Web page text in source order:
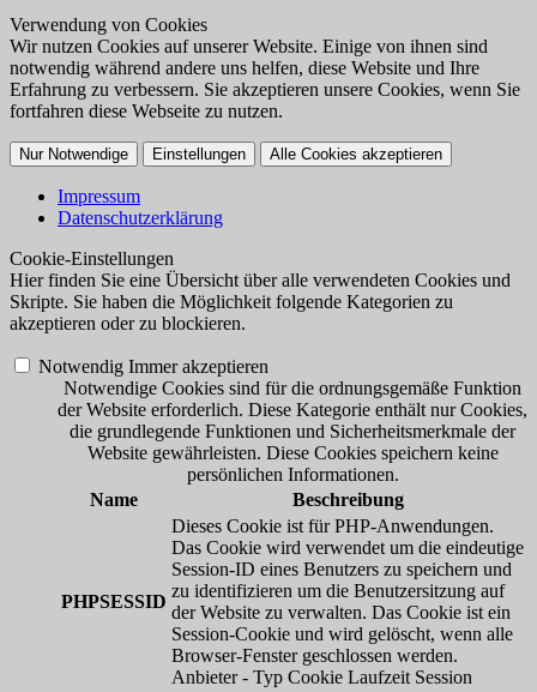
Verwendung von Cookies
Wir nutzen Cookies auf unserer Website. Einige von ihnen sind
notwendig während andere uns helfen, diese Website und Ihre
Erfahrung zu verbessern. Sie akzeptieren unsere Cookies, wenn Sie
fortfahren diese Webseite zu nutzen.
Nur Notwendige Einstellungen Alle Cookies akzeptieren
Impressum
Datenschutzerklärung
Cookie-Einstellungen
Hier finden Sie eine Übersicht über alle verwendeten Cookies und
Skripte. Sie haben die Möglichkeit folgende Kategorien zu
akzeptieren oder zu blockieren.
Notwendig Immer akzeptieren
Notwendige Cookies sind für die ordnungsgemäße Funktion
der Website erforderlich. Diese Kategorie enthält nur Cookies,
die grundlegende Funktionen und Sicherheitsmerkmale der
Website gewährleisten. Diese Cookies speichern keine
persönlichen Informationen.
Name
Beschreibung
PHPSESSID
Dieses Cookie ist für PHP-Anwendungen.
Das Cookie wird verwendet um die eindeutige
Session-ID eines Benutzers zu speichern und
zu identifizieren um die Benutzersitzung auf
der Website zu verwalten. Das Cookie ist ein
Session-Cookie und wird gelöscht, wenn alle
Browser-Fenster geschlossen werden.
Anbieter - Typ Cookie Laufzeit Session